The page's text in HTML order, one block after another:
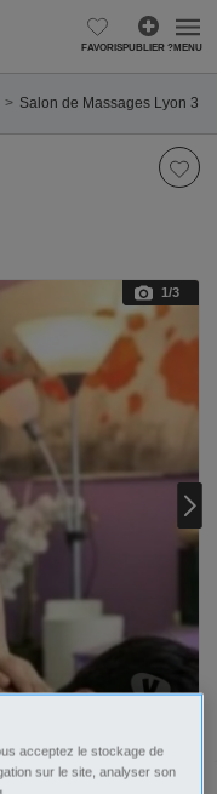
FAVORISPUBLIER ?MENU
Salon de Massages Lyon 3
1/3
acceptez le stockage de
sur le site, analyser son